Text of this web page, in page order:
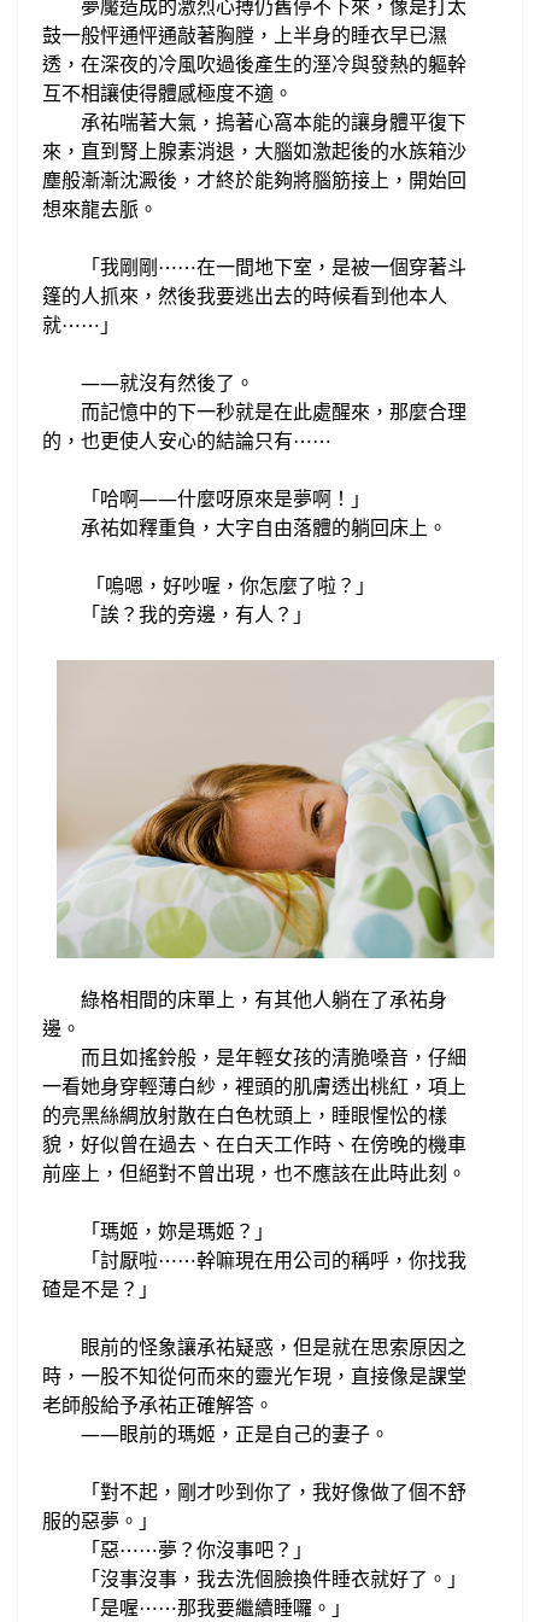
夢魘造成的激烈心搏仍舊停不下來，像是打太
鼓一般怦通怦通敲著胸膛， 上半身的睡衣早已濕
透， 在深夜的冷風吹過後產生的溼冷與發熱的軀幹
互不相讓使得體感極度不適 。
承祐喘著大氣， 摀著心窩本能的讓身體平復下
來，直到腎上腺素消退，大腦如激起後的水族箱沙
塵般漸漸沈澱後，才終於能夠將腦筋接上，開始回
想來龍去脈。
「 我剛剛⋯⋯在一間地下室，是被一個穿著斗
篷的人抓來，然後我要逃出去的時候看到他本人
就⋯⋯ 」
——就沒有然後了。
而記憶中的下一秒就是在此處醒來，那麼合理
的，也更使人安心的結論只有⋯⋯
「哈啊——什麼呀原來是夢啊！ 」
承祐如釋重負， 大字自由落體的躺回床上。
「 嗚嗯，好吵喔， 你怎麼了啦？ 」
「誒？我的旁邊，有人？」
綠格相間的床單上，有其他人躺在了承祐身
邊。
而且如搖鈴般，是年輕女孩的清脆嗓音，仔細
一看她身穿輕薄白紗，裡頭的肌膚透出桃紅， 項上
的亮黑絲綢放射散在白色枕頭上，睡眼惺忪的樣
貌，好似曾在過去、在白天工作時、在傍晚的機車
前座上，但絕對不曾出現，也不應該在此時此刻。
「瑪姬，妳是瑪姬？」
「討厭啦⋯⋯幹嘛現在用公司的稱呼，你找我
碴是不是？ 」
眼前的怪象讓承祐疑惑，但是就在思索原因之
時， 一股不知從何而來的靈光乍現，直接像是課堂
老師般給予承祐正確解答。
——眼前的瑪姬，正是自己的妻子。
「對不起， 剛才吵到你了， 我好像做了個不舒
服的惡夢。 」
「惡⋯⋯夢 ？你沒事吧？ 」
「沒事沒事，我去洗個臉換件睡衣就好了。 」
「是喔⋯⋯那我要繼續睡囉。」